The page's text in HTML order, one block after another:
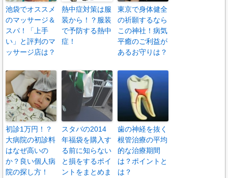
池袋でオススメ
のマッサージ＆
スパ！「上手
い」と評判のマ
ッサージ店は？
熱中症対策は服
装から！？服装
で予防する熱中
症！
東京で身体健全
の祈願するなら
この神社！病気
平癒のご利益が
あるお守りは？
初診1万円！？
大病院の初診料
はなぜ高いの
か？良い個人病
院の探し方！
スタバの2014
年福袋を購入す
る前に知らない
と損をするポイ
ントをまとめま
歯の神経を抜く
根管治療の平均
的な治療期間
は？ポイントと
は？